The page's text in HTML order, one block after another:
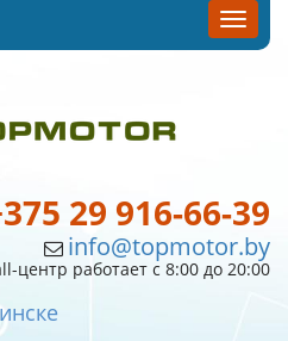
29 916-66-39
info@topmotor.by
центр работает с 8:00 до 20:00